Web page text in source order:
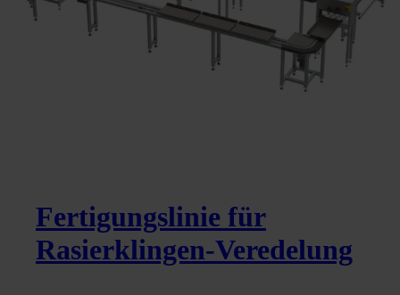
Fertigungslinie für
Rasierklingen-Veredelung